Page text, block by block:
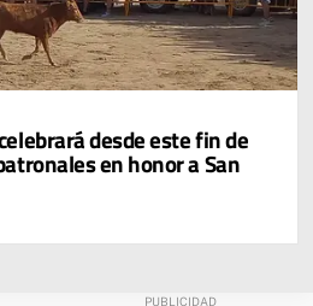
desde este fin de
en honor a San